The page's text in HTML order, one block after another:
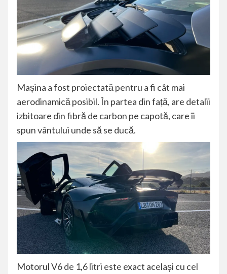
Mașina a fost proiectată pentru a fi cât mai
aerodinamică posibil. În partea din față, are detalii
izbitoare din fibră de carbon pe capotă, care îi
spun vântului unde să se ducă.
Motorul V6 de 1,6 litri este exact același cu cel